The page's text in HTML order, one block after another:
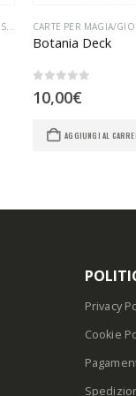
SAL VALENTINO CARTE PER MAGIA/
Botania Deck
10,00€
AGGIUNGI AL
Privacy
Cookie